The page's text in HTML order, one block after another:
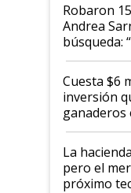
Robaron
Andrea
búsqueda:
toca a
Cuesta $6
inversión
ganaderos
histórico
La
pero el
próximo